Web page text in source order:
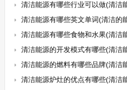
清洁能源有哪些行业可以做(清洁
清洁能源有哪些英文单词(清洁的
清洁能源有哪些食物和水果(清洁
清洁能源的开发模式有哪些(清洁
清洁能源的燃料有哪些品牌(清洁
清洁能源炉灶的优点有哪些(清洁